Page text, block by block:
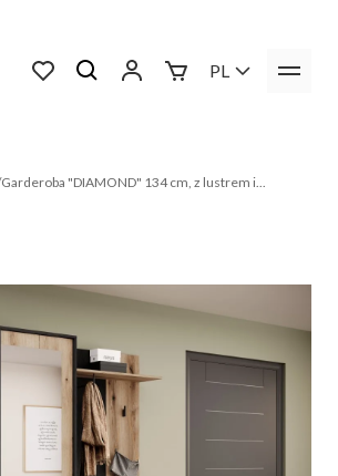
PL
Garderoba "DIAMOND" 134 cm, z lustrem i...